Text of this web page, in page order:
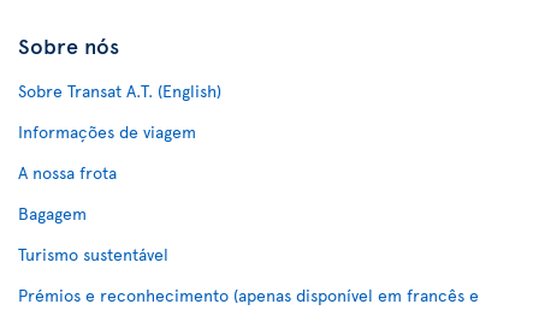
Sobre nós
Sobre Transat A.T. (English)
Informações de viagem
A nossa frota
Bagagem
Turismo sustentável
Prémios e reconhecimento (apenas disponível em francês e